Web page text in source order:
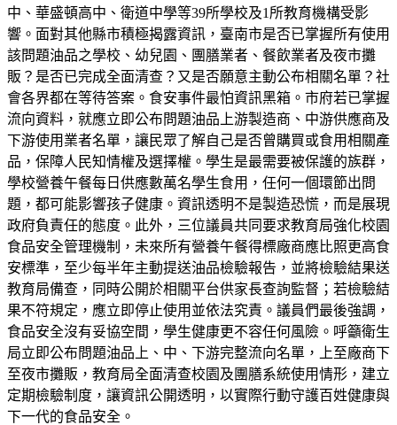
中、華盛頓高中、衛道中學等39所學校及1所教育機構受影
響。面對其他縣市積極揭露資訊，臺南市是否已掌握所有使用
該問題油品之學校、幼兒園、團膳業者、餐飲業者及夜市攤
販？是否已完成全面清查？又是否願意主動公布相關名單？社
會各界都在等待答案。食安事件最怕資訊黑箱。市府若已掌握
流向資料，就應立即公布問題油品上游製造商、中游供應商及
下游使用業者名單，讓民眾了解自己是否曾購買或食用相關產
品，保障人民知情權及選擇權。學生是最需要被保護的族群，
學校營養午餐每日供應數萬名學生食用，任何一個環節出問
題，都可能影響孩子健康。資訊透明不是製造恐慌，而是展現
政府負責任的態度。此外，三位議員共同要求教育局強化校園
食品安全管理機制，未來所有營養午餐得標廠商應比照更高食
安標準，至少每半年主動提送油品檢驗報告，並將檢驗結果送
教育局備查，同時公開於相關平台供家長查詢監督；若檢驗結
果不符規定，應立即停止使用並依法究責。議員們最後強調，
食品安全沒有妥協空間，學生健康更不容任何風險。呼籲衛生
局立即公布問題油品上、中、下游完整流向名單，上至廠商下
至夜市攤販，教育局全面清查校園及團膳系統使用情形，建立
定期檢驗制度，讓資訊公開透明，以實際行動守護百姓健康與
下一代的食品安全。